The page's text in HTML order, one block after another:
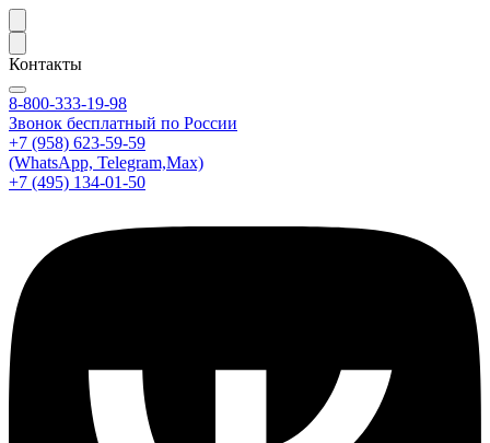
Контакты
8-800-333-19-98
Звонок бесплатный по России
+7 (958) 623-59-59
(WhatsApp, Telegram,Max)
+7 (495) 134-01-50